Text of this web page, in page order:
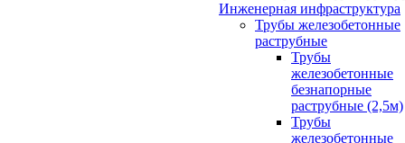
Инженерная инфраструктура
Трубы железобетонные
раструбные
Трубы
железобетонные
безнапорные
раструбные (2,5м)
Трубы
железобетонные